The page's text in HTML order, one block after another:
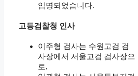
임명되었습니다.
고등검찰청 인사
이주형 검사는 수원고검 검
사장에서 서울고검 검사장으
로,